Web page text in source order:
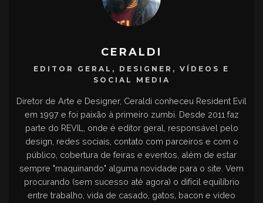
CERALDI
EDITOR GERAL, DESIGNER, VÍDEOS E
SOCIAL MEDIA
Diretor de Arte e Designer, Ceraldi conheceu Resident Evil
em 1997 e foi paixão à primeiro zumbi. Desde 2011 faz
parte do REVIL, onde é editor geral, responsável pelo
design, redes sociais, contato com parceiros e com o
público, cobertura de feiras e eventos, além de estar
sempre "maquinando" alguma novidade para o site. Vem
procurando (sem sucesso até agora) o difícil equilíbrio
entre trabalho, vida de casado, gatos, bacon e vídeo